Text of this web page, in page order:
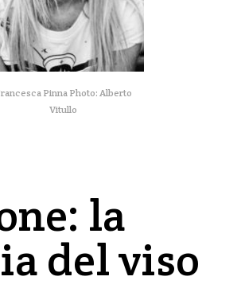
Pinna Photo: Alberto
Vitullo
la
del viso